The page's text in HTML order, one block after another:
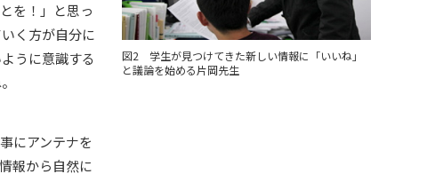
を！」と思っ
く方が自分に
うに意識する
にアンテナを
報から自然に
図2 学生が見つけてきた新しい情報に「いいね」
と議論を始める片岡先生